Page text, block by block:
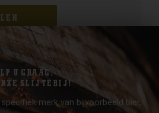
U GRAAG.
SLIJTERIJ!
merk van bijvoorbeeld bier,